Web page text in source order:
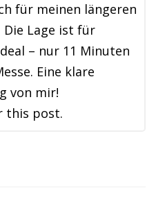
für meinen längeren
Lage ist für
– nur 11 Minuten
Eine klare
von mir!
this post.